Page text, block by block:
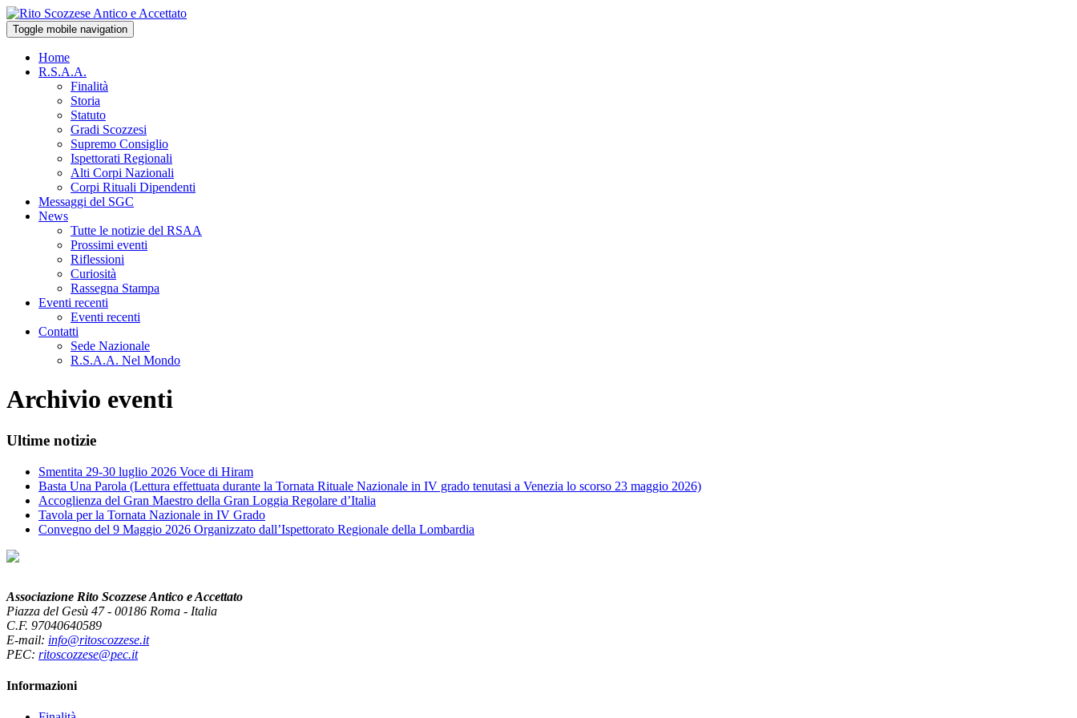
Toggle mobile navigation
Home
R.S.A.A.
Finalità
Storia
Statuto
Gradi Scozzesi
Supremo Consiglio
Ispettorati Regionali
Alti Corpi Nazionali
Corpi Rituali Dipendenti
Messaggi del SGC
News
Tutte le notizie del RSAA
Prossimi eventi
Riflessioni
Curiosità
Rassegna Stampa
Eventi recenti
Eventi recenti
Contatti
Sede Nazionale
R.S.A.A. Nel Mondo
Archivio eventi
Ultime notizie
Smentita 29-30 luglio 2026 Voce di Hiram
Basta Una Parola (Lettura effettuata durante la Tornata Rituale Nazionale in IV grado tenutasi a Venezia lo scorso 23 maggio 2026)
Accoglienza del Gran Maestro della Gran Loggia Regolare d’Italia
Tavola per la Tornata Nazionale in IV Grado
Convegno del 9 Maggio 2026 Organizzato dall’Ispettorato Regionale della Lombardia
Associazione Rito Scozzese Antico e Accettato
Piazza del Gesù 47 - 00186 Roma - Italia
C.F. 97040640589
E-mail: info@ritoscozzese.it
PEC: ritoscozzese@pec.it
Informazioni